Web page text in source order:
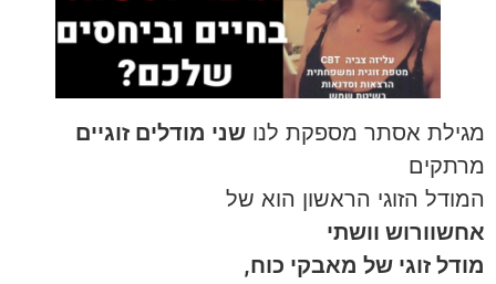
מגילת אסתר מספקת לנו שני מודלים זוגיים
מרתקים
המודל הזוגי הראשון הוא של
אחשוורוש וושתי
מודל זוגי של מאבקי כוח,